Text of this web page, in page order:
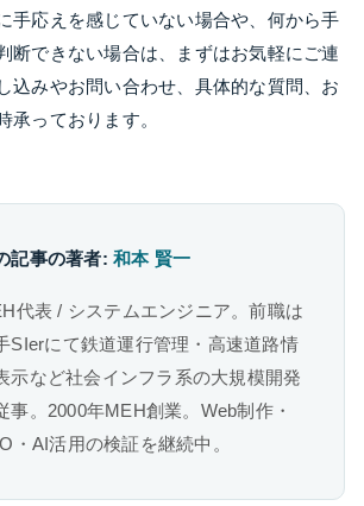
手応えを感じていない場合や、何から手
断できない場合は、まずはお気軽にご連
込みやお問い合わせ、具体的な質問、お
承っております。
記事の著者:和本 賢一
代表 / システムエンジニア。前職は
SIerにて鉄道運行管理・高速道路情
示など社会インフラ系の大規模開発
事。2000年MEH創業。Web制作・
・AI活用の検証を継続中。